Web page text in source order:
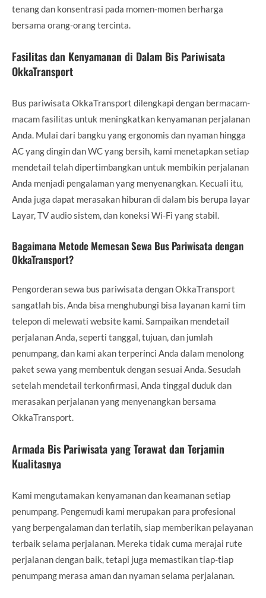
tenang dan konsentrasi pada momen-momen berharga
bersama orang-orang tercinta.
Fasilitas dan Kenyamanan di Dalam Bis Pariwisata
OkkaTransport
Bus pariwisata OkkaTransport dilengkapi dengan bermacam-
macam fasilitas untuk meningkatkan kenyamanan perjalanan
Anda. Mulai dari bangku yang ergonomis dan nyaman hingga
AC yang dingin dan WC yang bersih, kami menetapkan setiap
mendetail telah dipertimbangkan untuk membikin perjalanan
Anda menjadi pengalaman yang menyenangkan. Kecuali itu,
Anda juga dapat merasakan hiburan di dalam bis berupa layar
Layar, TV audio sistem, dan koneksi Wi-Fi yang stabil.
Bagaimana Metode Memesan Sewa Bus Pariwisata dengan
OkkaTransport?
Pengorderan sewa bus pariwisata dengan OkkaTransport
sangatlah bis. Anda bisa menghubungi bisa layanan kami tim
telepon di melewati website kami. Sampaikan mendetail
perjalanan Anda, seperti tanggal, tujuan, dan jumlah
penumpang, dan kami akan terperinci Anda dalam menolong
paket sewa yang membentuk dengan sesuai Anda. Sesudah
setelah mendetail terkonfirmasi, Anda tinggal duduk dan
merasakan perjalanan yang menyenangkan bersama
OkkaTransport.
Armada Bis Pariwisata yang Terawat dan Terjamin
Kualitasnya
Kami mengutamakan kenyamanan dan keamanan setiap
penumpang. Pengemudi kami merupakan para profesional
yang berpengalaman dan terlatih, siap memberikan pelayanan
terbaik selama perjalanan. Mereka tidak cuma merajai rute
perjalanan dengan baik, tetapi juga memastikan tiap-tiap
penumpang merasa aman dan nyaman selama perjalanan.